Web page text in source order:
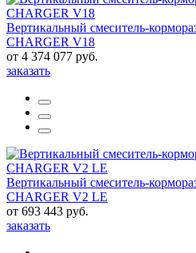
Вертикальный смеситель-
CHARGER V18
от 4 374 077 руб.
заказать
Вертикальный смеситель-
CHARGER V2 LE
от 693 443 руб.
заказать